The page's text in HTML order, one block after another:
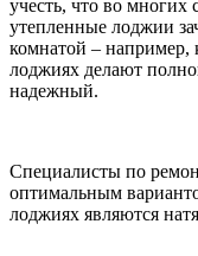
учесть, что во многих
утепленные лоджии
комнатой – например,
лоджиях делают
надежный.
Специалисты по
оптимальным
лоджиях являются